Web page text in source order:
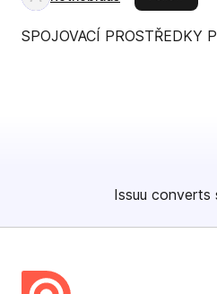
SPOJOVACÍ PROSTŘEDKY
Issuu converts